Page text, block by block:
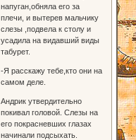
напуган,обняла его за
плечи, и вытерев мальчику
слезы ,подвела к столу и
усадила на видавший виды
табурет.
-Я расскажу тебе,кто они на
самом деле.
Андрик утвердительно
покивал головой. Слезы на
его покрасневших глазах
начинали подсыхать.